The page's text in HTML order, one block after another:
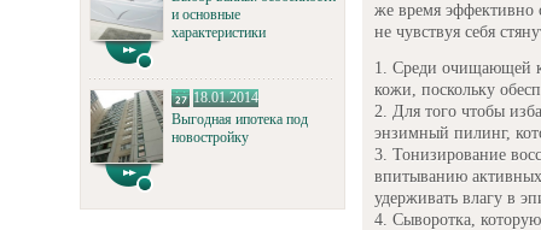
и основные
характеристики
18.01.2014
Выгодная ипотека под
новостройку
же время эффективно
не чувствуя себя
Среди очищающей
кожи, поскольку
Для того чтобы
энзимный пилинг,
Тонизирование
впитыванию
удерживать влагу в
Сыворотка,